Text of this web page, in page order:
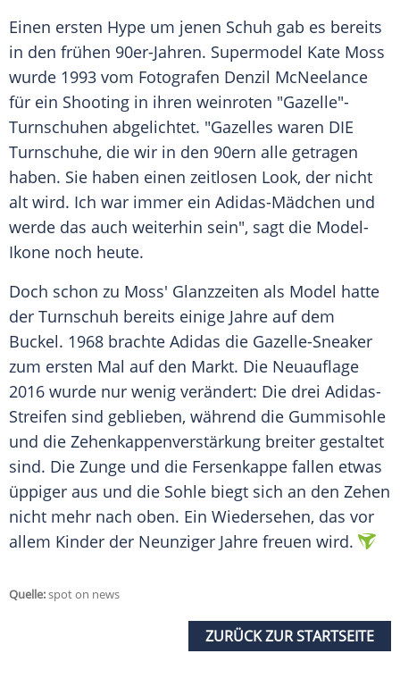
Einen ersten Hype um jenen Schuh gab es bereits
in den frühen 90er-Jahren. Supermodel Kate Moss
wurde 1993 vom Fotografen Denzil McNeelance
für ein Shooting in ihren weinroten "Gazelle"-
Turnschuhen abgelichtet. "Gazelles waren DIE
Turnschuhe, die wir in den 90ern alle getragen
haben. Sie haben einen zeitlosen Look, der nicht
alt wird. Ich war immer ein Adidas-Mädchen und
werde das auch weiterhin sein", sagt die Model-
Ikone noch heute.
Doch schon zu Moss' Glanzzeiten als Model hatte
der Turnschuh bereits einige Jahre auf dem
Buckel. 1968 brachte Adidas die Gazelle-Sneaker
zum ersten Mal auf den Markt. Die Neuauflage
2016 wurde nur wenig verändert: Die drei Adidas-
Streifen sind geblieben, während die Gummisohle
und die Zehenkappenverstärkung breiter gestaltet
sind. Die Zunge und die Fersenkappe fallen etwas
üppiger aus und die Sohle biegt sich an den Zehen
nicht mehr nach oben. Ein Wiedersehen, das vor
allem Kinder der Neunziger Jahre freuen wird.
Quelle:spot on news
ZURÜCK ZUR STARTSEITE